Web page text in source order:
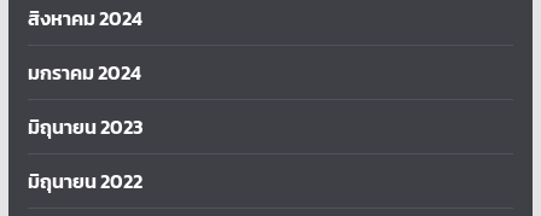
สิงหาคม 2024
มกราคม 2024
มิถุนายน 2023
มิถุนายน 2022